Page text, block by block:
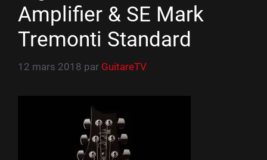
Amplifier & SE Mark
Tremonti Standard
12 mars 2018 par GuitareTV